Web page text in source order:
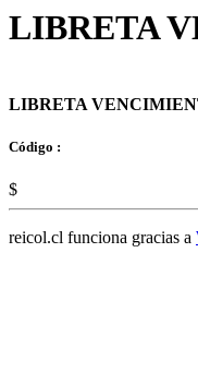
LIBRETA
LIBRETA
Código :
$
reicol.cl funciona gracias a